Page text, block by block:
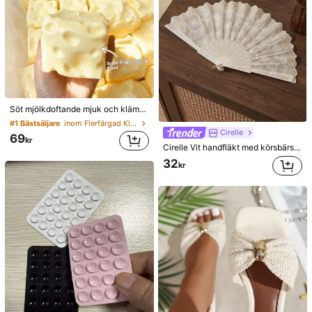
Söt mjölkdoftande mjuk och klämbar stressleksak i TPR, dumplingformad, 5 cm, söt och rolig stresslindrande prydnad, moderiktig och praktisk present, lämplig för födelsedag, påsk, halloween, jul och olika festgåvor, humörhöjande
#1 Bästsäljare inom Flerfärgad Klämleksaker för tonåringar
69kr
Cirelle
Cirelle Vit handfläkt med körsbärsblommor och guldfolietryck, lämplig för hemmabruk
32kr